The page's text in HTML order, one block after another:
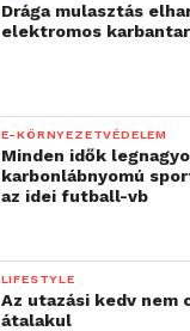
Drága mulasztás
elektromos
E-KÖRNYEZETVÉDELEM
Minden idők
karbonlábnyomú
az idei futball-vb
LIFESTYLE
Az utazási kedv nem
átalakul